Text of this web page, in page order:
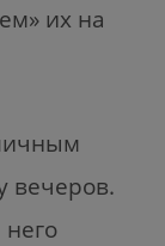
их на
вечеров.